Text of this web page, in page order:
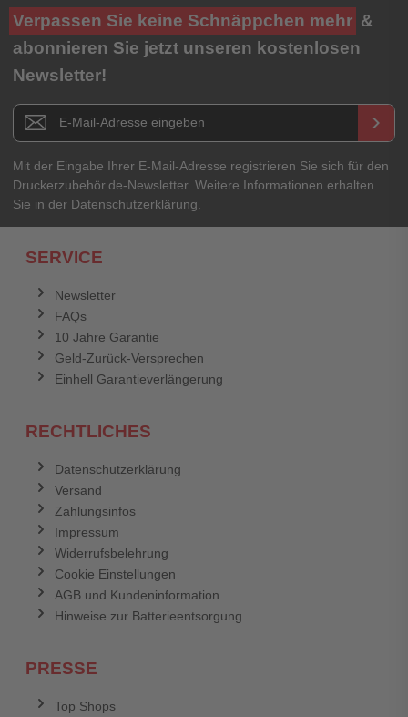
Verpassen Sie keine Schnäppchen mehr &
abonnieren Sie jetzt unseren kostenlosen
Newsletter!
Newsletter E-Mail Adresse keyboard_arrow_right
Mit der Eingabe Ihrer E-Mail-Adresse registrieren Sie sich für den
Druckerzubehör.de-Newsletter. Weitere Informationen erhalten
Sie in der Datenschutzerklärung
SERVICE
Newsletter
FAQs
10 Jahre Garantie
Geld-Zurück-Versprechen
Einhell Garantieverlängerung
RECHTLICHES
Datenschutzerklärung
Versand
Zahlungsinfos
Impressum
Widerrufsbelehrung
Cookie Einstellungen
AGB und Kundeninformation
Hinweise zur Batterieentsorgung
PRESSE
Top Shops